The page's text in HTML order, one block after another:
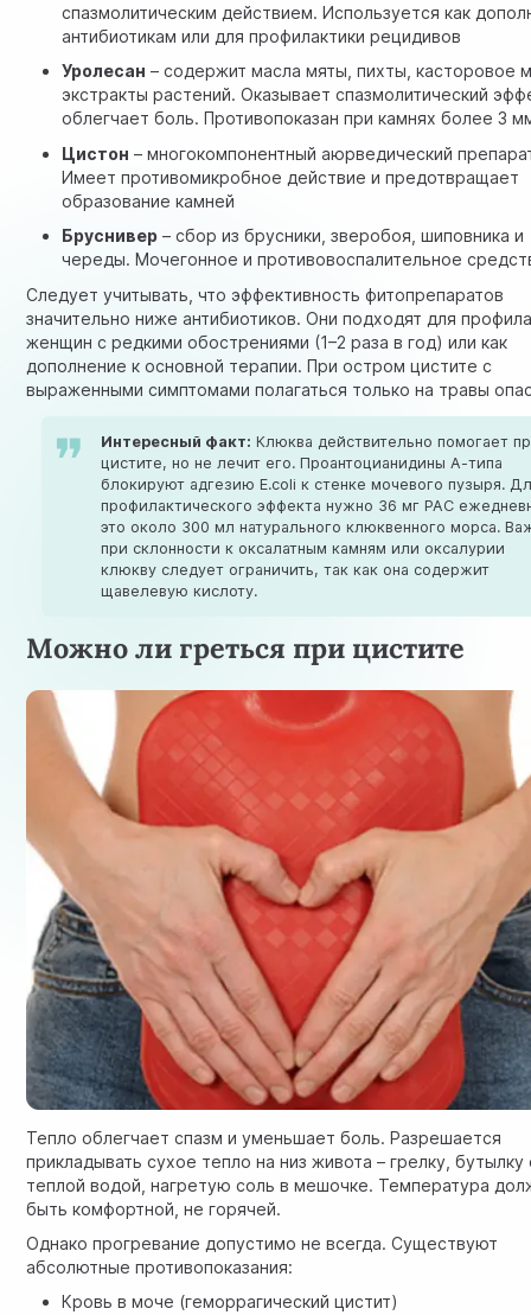
спазмолитическим действием. Используется как
антибиотикам или для профилактики рецидивов
Уролесан – содержит масла мяты, пихты, касторовое
экстракты растений. Оказывает спазмолитический
облегчает боль. Противопоказан при камнях более 3
Цистон – многокомпонентный аюрведический
Имеет противомикробное действие и предотвращает
образование камней
Бруснивер – сбор из брусники, зверобоя, шиповника и
череды. Мочегонное и противовоспалительное
Следует учитывать, что эффективность фитопрепаратов
значительно ниже антибиотиков. Они подходят для
женщин с редкими обострениями (1–2 раза в год) или как
дополнение к основной терапии. При остром цистите с
выраженными симптомами полагаться только на травы
Интересный факт: Клюква действительно помогает
цистите, но не лечит его. Проантоцианидины А-типа
блокируют адгезию E.coli к стенке мочевого пузыря.
профилактического эффекта нужно 36 мг PAC
это около 300 мл натурального клюквенного морса.
при склонности к оксалатным камням или оксалурии
клюкву следует ограничить, так как она содержит
щавелевую кислоту.
Можно ли греться при цистите
Тепло облегчает спазм и уменьшает боль. Разрешается
прикладывать сухое тепло на низ живота – грелку, бутылку
теплой водой, нагретую соль в мешочке. Температура
быть комфортной, не горячей.
Однако прогревание допустимо не всегда. Существуют
абсолютные противопоказания:
Кровь в моче (геморрагический цистит)